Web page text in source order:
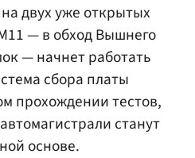
двух уже открытых
— в обход Вышнего
— начнет работать
сбора платы
прохождении тестов,
станут
основе.